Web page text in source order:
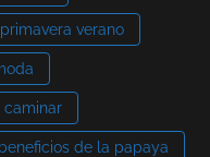
verano
caminar
beneficios de la papaya